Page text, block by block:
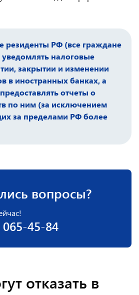
резиденты РФ (все граждане
налоговые
закрытии и изменении
в иностранных банках, а
отчеты о
по ним (за исключением
за пределами РФ более
вопросы?
45-84
отказать в